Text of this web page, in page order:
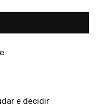
e decidir